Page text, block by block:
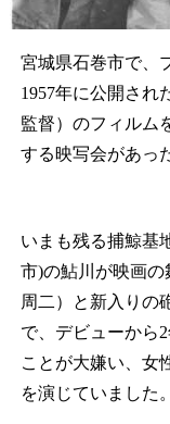
宮城県石巻市で、
1957年に公開され
監督）のフィルム
する映写会があっ
いまも残る捕鯨基
市)の鮎川が映画
周二）と新入りの
で、デビューから
ことが大嫌い、女
を演じていました。